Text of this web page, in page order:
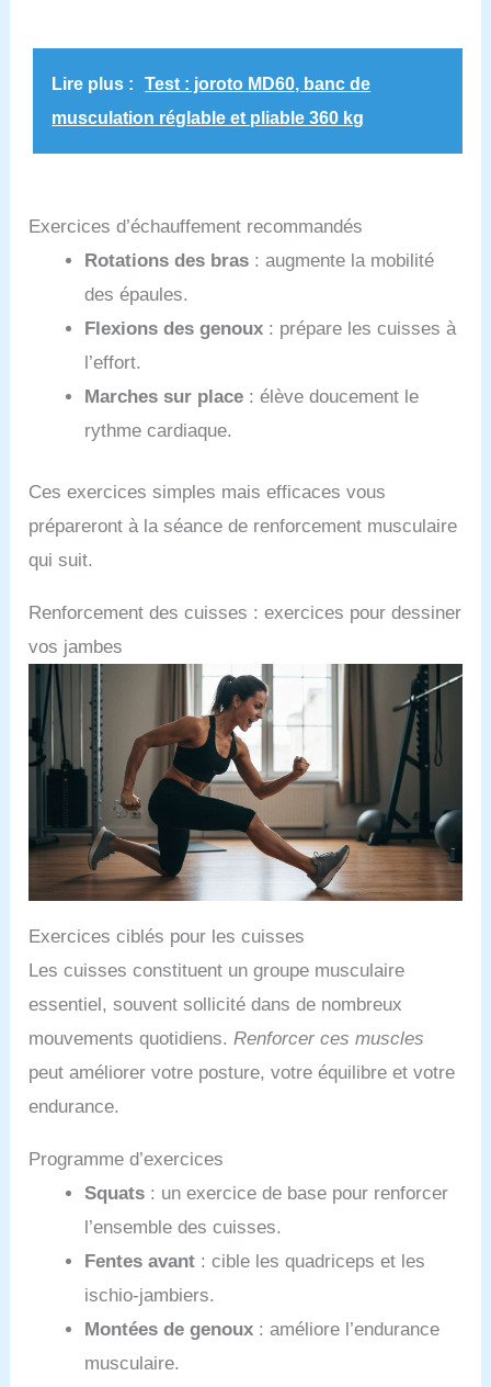
Lire plus :
Test : joroto MD60, banc de
musculation réglable et pliable 360 kg
Exercices d’échauffement recommandés
Rotations des bras : augmente la mobilité
des épaules.
Flexions des genoux : prépare les cuisses à
l’effort.
Marches sur place : élève doucement le
rythme cardiaque.
Ces exercices simples mais efficaces vous
prépareront à la séance de renforcement musculaire
qui suit.
Renforcement des cuisses : exercices pour dessiner
vos jambes
Exercices ciblés pour les cuisses
Les cuisses constituent un groupe musculaire
essentiel, souvent sollicité dans de nombreux
mouvements quotidiens.Renforcer ces muscles
peut améliorer votre posture, votre équilibre et votre
endurance.
Programme d’exercices
Squats : un exercice de base pour renforcer
l’ensemble des cuisses.
Fentes avant : cible les quadriceps et les
ischio-jambiers.
Montées de genoux : améliore l’endurance
musculaire.